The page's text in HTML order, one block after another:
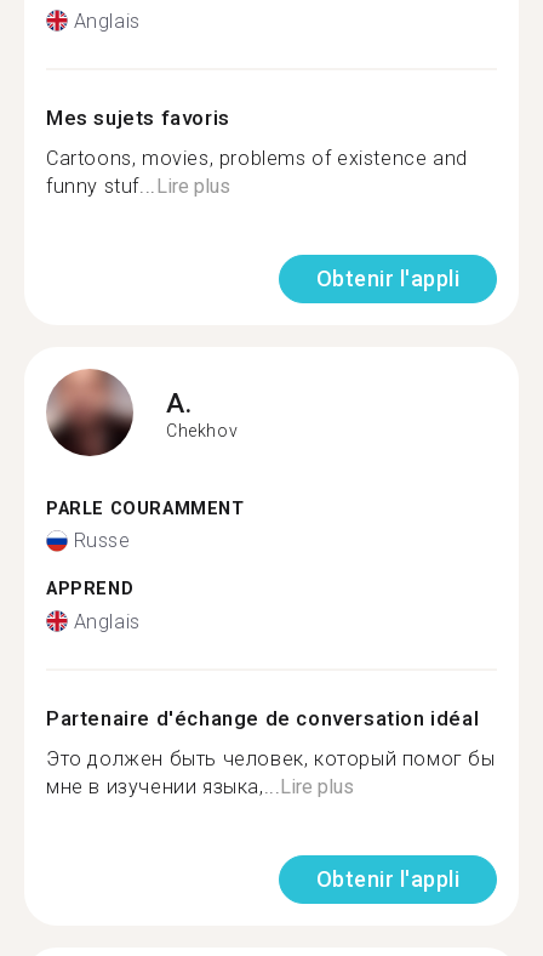
Anglais
Mes sujets favoris
Cartoons, movies, problems of existence and
funny stuf... Lire plus
Obtenir l'appli
A.
Chekhov
PARLE COURAMMENT
Russe
APPREND
Anglais
Partenaire d'échange de conversation idéal
Это должен быть человек, который помог бы
мне в изучении языка,... Lire plus
Obtenir l'appli